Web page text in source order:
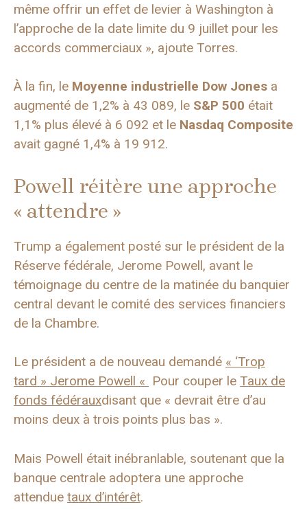
même offrir un effet de levier à Washington à
l’approche de la date limite du 9 juillet pour les
accords commerciaux », ajoute Torres.
À la fin, le Moyenne industrielle Dow Jones a
augmenté de 1,2% à 43 089, le S&P 500 était
1,1% plus élevé à 6 092 et le Nasdaq Composite
avait gagné 1,4% à 19 912.
Powell réitère une approche
« attendre »
Trump a également posté sur le président de la
Réserve fédérale, Jerome Powell, avant le
témoignage du centre de la matinée du banquier
central devant le comité des services financiers
de la Chambre.
Le président a de nouveau demandé « ‘Trop
tard » Jerome Powell « Pour couper le Taux de
fonds fédérauxdisant que « devrait être d’au
moins deux à trois points plus bas ».
Mais Powell était inébranlable, soutenant que la
banque centrale adoptera une approche
attendue taux d’intérêt.